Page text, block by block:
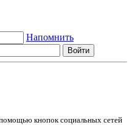
Напомнить
кнопок социальных сетей